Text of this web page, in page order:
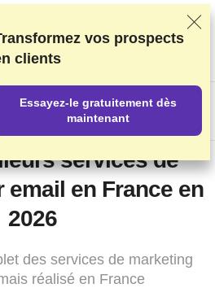
sur la base de tests et de recherches
également compte de vos
commerciaux conclus avec les
des liens d'affiliation.
US$
services de
email en France en
2026
des services de marketing
réalisé en France
vos prospects
clients
Essayez-le gratuitement dès
maintenant